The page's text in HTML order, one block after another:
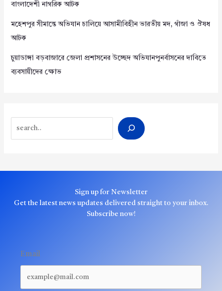
বাংলাদেশী নাগরিক আটক
মহেশপুর সীমান্তে অভিযান চালিয়ে আসামীবিহীন ভারতীয় মদ, গাঁজা ও ঔষধ
আটক
চুয়াডাঙ্গা বড়বাজারে জেলা প্রশাসনের উচ্ছেদ অভিযানপুনর্বাসনের দাবিতে
ব্যবসায়ীদের ক্ষোভ
Sign up for Newsletter
Get the latest news updates delivered straight to your inbox.
Subscribe now!
Email